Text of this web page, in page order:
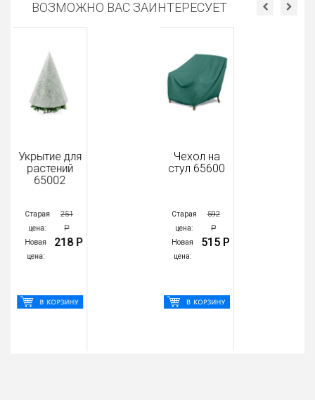
ВОЗМОЖНО ВАС ЗАИНТЕРЕСУЕТ
Укрытие для
растений
65002
Старая
цена:
251
Р
Новая
цена:
218 Р
Чехол на
стул 65600
Старая
цена:
592
Р
Новая
цена:
515 Р